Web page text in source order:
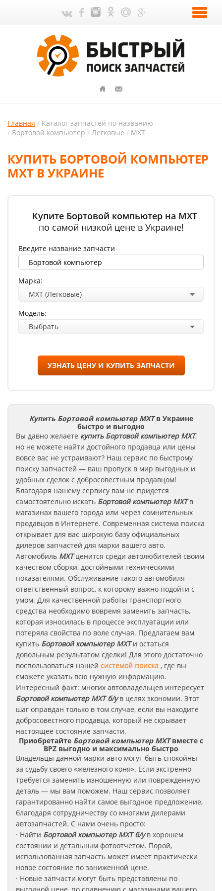
Главная
Каталог запчастей по названию
Бортовой компьютер
Легковые MXT
КУПИТЬ БОРТОВОЙ КОМПЬЮТЕР
MXT В УКРАИНЕ
Купите Бортовой компьютер на MXT
по самой низкой цене в Украине!
Введите название запчасти
Марка:
MXT (Легковые)
Модель:
Выбрать
УЗНАТЬ ЦЕНУ И КУПИТЬ ЗАПЧАСТИ
Купить Бортовой компьютер MXTв Украине
быстро и выгодно
Вы давно желаете купить Бортовой компьютерMXT,
но не можете найти достойного продавца или цены
вовсе вас не устраивают? Наш сервис по быстрому
поиску запчастей — ваш пропуск в мир выгодных и
удобных сделок с добросовестным продавцом!
Благодаря нашему сервису вам не придется
самостоятельно искать Бортовой компьютерMXTв
магазинах вашего города или через сомнительных
продавцов в Интернете. Современная система поиска
открывает для вас широкую базу официальных
дилеров запчастей для марки вашего авто.
Автомобиль MXT ценится среди автолюбителей своим
качеством сборки, достойными техническими
показателями. Обслуживание такого автомобиля —
ответственный вопрос, к которому важно подойти с
умом. Для качественной работы транспортного
средства необходимо вовремя заменить запчасть,
которая износилась в процессе эксплуатации или
потеряла свойства по воле случая. Предлагаем вам
купить Бортовой компьютерMXTи остаться
довольным результатом сделки! Для этого достаточно
воспользоваться нашей системой поиска , где вы
сможете указать всю нужную информацию.
Интересный факт: многих автовладельцев интересует
Бортовой компьютер MXT б/у в целях экономии. Этот
шаг оправдан только в том случае, если вы находите
добросовестного продавца, который не скрывает
настоящее состояние запчасти.
Приобретайте Бортовой компьютер MXTвместе с
BPZ выгодно и максимально быстро
Владельцы данной марки авто могут быть спокойны
за судьбу своего «железного коня». Если экстренно
требуется заменить изношенную или поврежденную
деталь — мы вам поможем. Наш сервис позволяет
гарантированно найти самое выгодное предложение,
благодаря сотрудничеству со многими дилерами
автозапчастей. С нами очень просто:
· Найти Бортовой компьютерMXTб/ув хорошем
состоянии и детальным фотоотчетом. Порой,
использованная запчасть может имеет практически
новое состояние по заниженной цене.
· Новые запчасти могут быть представлены по